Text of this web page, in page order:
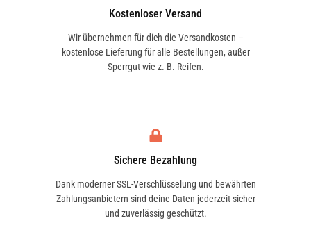
Kostenloser Versand
Wir übernehmen für dich die Versandkosten –
kostenlose Lieferung für alle Bestellungen, außer
Sperrgut wie z. B. Reifen.
Sichere Bezahlung
Dank moderner SSL-Verschlüsselung und bewährten
Zahlungsanbietern sind deine Daten jederzeit sicher
und zuverlässig geschützt.